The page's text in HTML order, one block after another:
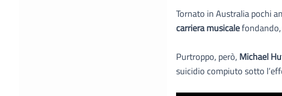
Tornato in Australia pochi
carriera musicalefondando,
Purtroppo, però, Michael
suicidio compiuto sotto